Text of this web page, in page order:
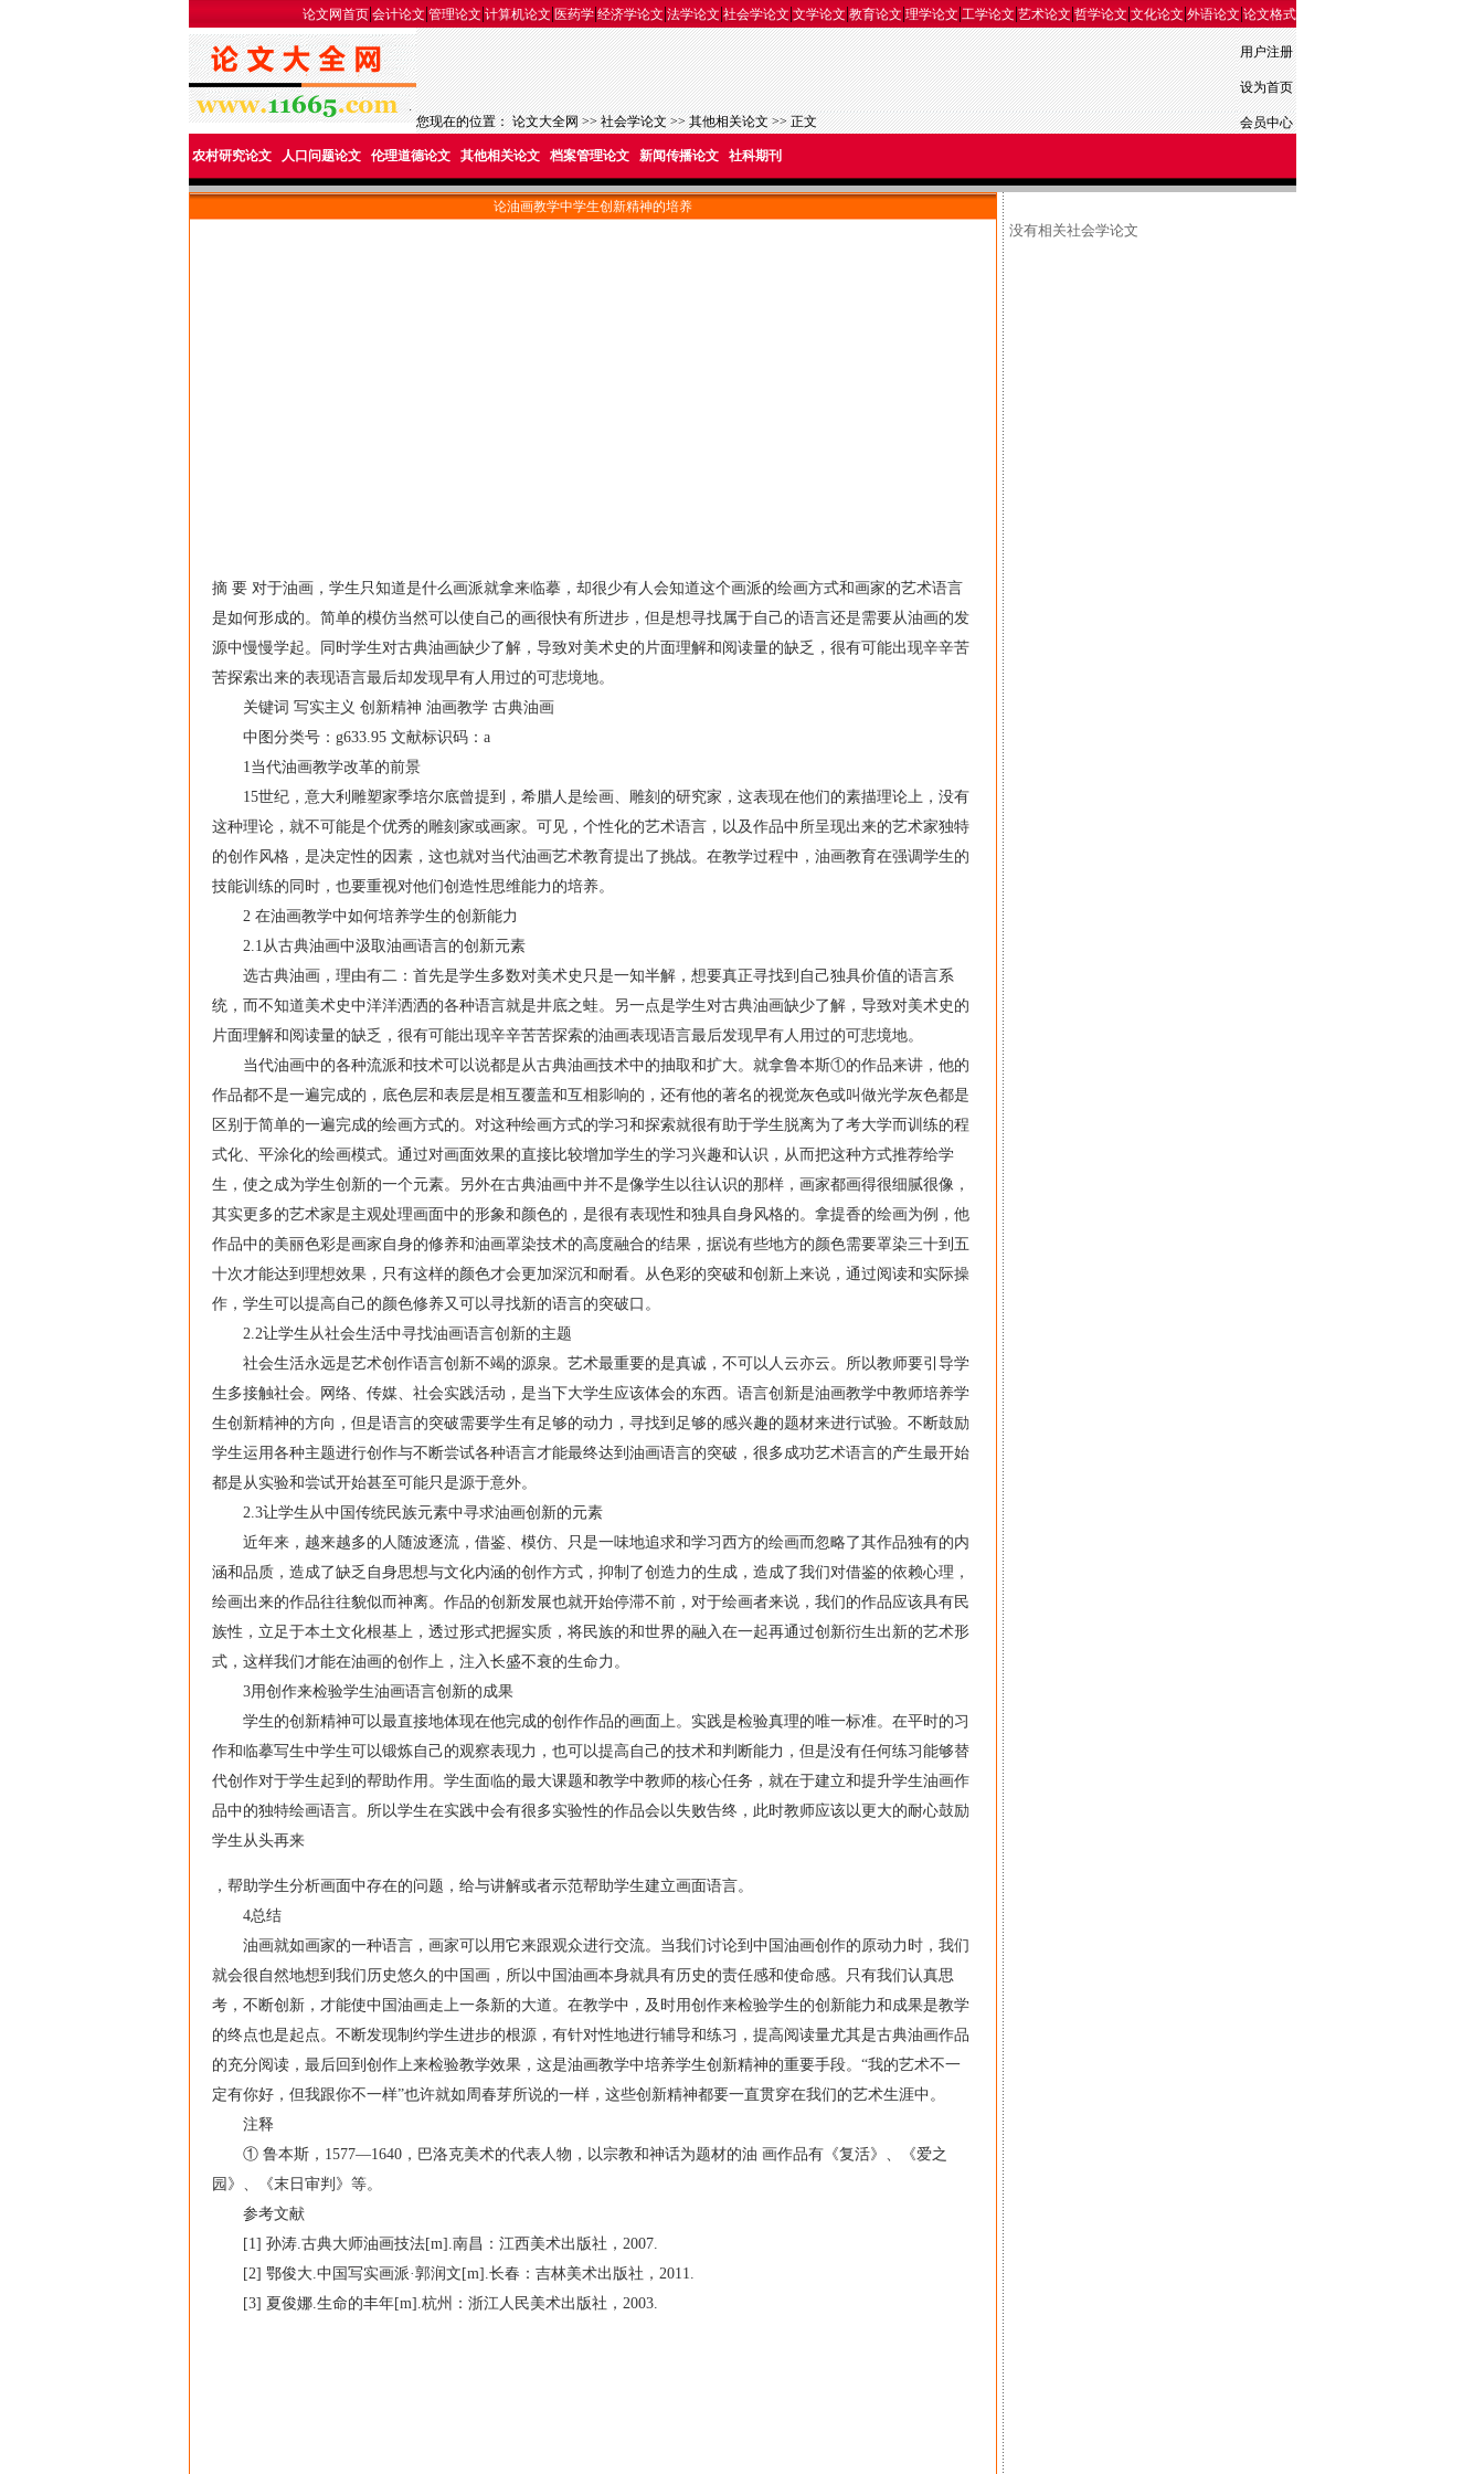
论文网首页|会计论文|管理论文|计算机论文| 医药学|经济学论文|法学论文|社会学论文|文学论文|教育论文|理学论文|工学论文|艺术论文|哲学论文|文化论文|外语论文|论文格式
用户注册
设为首页
您现在的位置：论文大全网>>社会学论文>>其他相关论文>> 正文 会员中心
农村研究论文 人口问题论文 伦理道德论文 其他相关论文 档案管理论文 新闻传播论文 社科期刊
论油画教学中学生创新精神的培养
摘 要 对于油画，学生只知道是什么画派就拿来临摹，却很少有人会知道这个画派的绘画方式和画家的艺术语言
是如何形成的。简单的模仿当然可以使自己的画很快有所进步，但是想寻找属于自己的语言还是需要从油画的发
源中慢慢学起。同时学生对古典油画缺少了解，导致对美术史的片面理解和阅读量的缺乏，很有可能出现辛辛苦
苦探索出来的表现语言最后却发现早有人用过的可悲境地。
关键词 写实主义 创新精神 油画教学 古典油画
中图分类号：g633.95 文献标识码：a
1当代油画教学改革的前景
15世纪，意大利雕塑家季培尔底曾提到，希腊人是绘画、雕刻的研究家，这表现在他们的素描理论上，没有
这种理论，就不可能是个优秀的雕刻家或画家。可见，个性化的艺术语言，以及作品中所呈现出来的艺术家独特
的创作风格，是决定性的因素，这也就对当代油画艺术教育提出了挑战。在教学过程中，油画教育在强调学生的
技能训练的同时，也要重视对他们创造性思维能力的培养。
2 在油画教学中如何培养学生的创新能力
2.1从古典油画中汲取油画语言的创新元素
选古典油画，理由有二：首先是学生多数对美术史只是一知半解，想要真正寻找到自己独具价值的语言系
统，而不知道美术史中洋洋洒洒的各种语言就是井底之蛙。另一点是学生对古典油画缺少了解，导致对美术史的
片面理解和阅读量的缺乏，很有可能出现辛辛苦苦探索的油画表现语言最后发现早有人用过的可悲境地。
当代油画中的各种流派和技术可以说都是从古典油画技术中的抽取和扩大。就拿鲁本斯①的作品来讲，他的
作品都不是一遍完成的，底色层和表层是相互覆盖和互相影响的，还有他的著名的视觉灰色或叫做光学灰色都是
区别于简单的一遍完成的绘画方式的。对这种绘画方式的学习和探索就很有助于学生脱离为了考大学而训练的程
式化、平涂化的绘画模式。通过对画面效果的直接比较增加学生的学习兴趣和认识，从而把这种方式推荐给学
生，使之成为学生创新的一个元素。另外在古典油画中并不是像学生以往认识的那样，画家都画得很细腻很像，
其实更多的艺术家是主观处理画面中的形象和颜色的，是很有表现性和独具自身风格的。拿提香的绘画为例，他
作品中的美丽色彩是画家自身的修养和油画罩染技术的高度融合的结果，据说有些地方的颜色需要罩染三十到五
十次才能达到理想效果，只有这样的颜色才会更加深沉和耐看。从色彩的突破和创新上来说，通过阅读和实际操
作，学生可以提高自己的颜色修养又可以寻找新的语言的突破口。
2.2让学生从社会生活中寻找油画语言创新的主题
社会生活永远是艺术创作语言创新不竭的源泉。艺术最重要的是真诚，不可以人云亦云。所以教师要引导学
生多接触社会。网络、传媒、社会实践活动，是当下大学生应该体会的东西。语言创新是油画教学中教师培养学
生创新精神的方向，但是语言的突破需要学生有足够的动力，寻找到足够的感兴趣的题材来进行试验。不断鼓励
学生运用各种主题进行创作与不断尝试各种语言才能最终达到油画语言的突破，很多成功艺术语言的产生最开始
都是从实验和尝试开始甚至可能只是源于意外。
2.3让学生从中国传统民族元素中寻求油画创新的元素
近年来，越来越多的人随波逐流，借鉴、模仿、只是一味地追求和学习西方的绘画而忽略了其作品独有的内
涵和品质，造成了缺乏自身思想与文化内涵的创作方式，抑制了创造力的生成，造成了我们对借鉴的依赖心理，
绘画出来的作品往往貌似而神离。作品的创新发展也就开始停滞不前，对于绘画者来说，我们的作品应该具有民
族性，立足于本土文化根基上，透过形式把握实质，将民族的和世界的融入在一起再通过创新衍生出新的艺术形
式，这样我们才能在油画的创作上，注入长盛不衰的生命力。
3用创作来检验学生油画语言创新的成果
学生的创新精神可以最直接地体现在他完成的创作作品的画面上。实践是检验真理的唯一标准。在平时的习
作和临摹写生中学生可以锻炼自己的观察表现力，也可以提高自己的技术和判断能力，但是没有任何练习能够替
代创作对于学生起到的帮助作用。学生面临的最大课题和教学中教师的核心任务，就在于建立和提升学生油画作
品中的独特绘画语言。所以学生在实践中会有很多实验性的作品会以失败告终，此时教师应该以更大的耐心鼓励
学生从头再来
，帮助学生分析画面中存在的问题，给与讲解或者示范帮助学生建立画面语言。
4总结
油画就如画家的一种语言，画家可以用它来跟观众进行交流。当我们讨论到中国油画创作的原动力时，我们
就会很自然地想到我们历史悠久的中国画，所以中国油画本身就具有历史的责任感和使命感。只有我们认真思
考，不断创新，才能使中国油画走上一条新的大道。在教学中，及时用创作来检验学生的创新能力和成果是教学
的终点也是起点。不断发现制约学生进步的根源，有针对性地进行辅导和练习，提高阅读量尤其是古典油画作品
的充分阅读，最后回到创作上来检验教学效果，这是油画教学中培养学生创新精神的重要手段。“我的艺术不一
定有你好，但我跟你不一样”也许就如周春芽所说的一样，这些创新精神都要一直贯穿在我们的艺术生涯中。
注释
① 鲁本斯，1577—1640，巴洛克美术的代表人物，以宗教和神话为题材的油 画作品有《复活》、《爱之
园》、《末日审判》等。
参考文献
[1] 孙涛.古典大师油画技法[m].南昌：江西美术出版社，2007.
[2] 鄂俊大.中国写实画派·郭润文[m].长春：吉林美术出版社，2011.
[3] 夏俊娜.生命的丰年[m].杭州：浙江人民美术出版社，2003.
没有相关社会学论文